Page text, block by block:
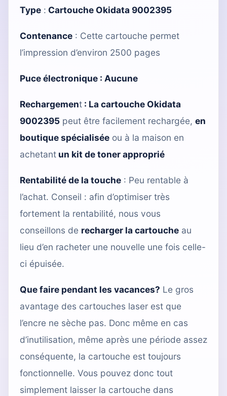
Type : Cartouche Okidata 9002395
Contenance : Cette cartouche permet
l’impression d’environ 2500 pages
Puce électronique : Aucune
Rechargement : La cartouche Okidata
9002395 peut être facilement rechargée, en
boutique spécialisée ou à la maison en
achetant un kit de toner approprié
Rentabilité de la touche : Peu rentable à
l’achat. Conseil : afin d’optimiser très
fortement la rentabilité, nous vous
conseillons de recharger la cartouche au
lieu d’en racheter une nouvelle une fois celle-
ci épuisée.
Que faire pendant les vacances? Le gros
avantage des cartouches laser est que
l’encre ne sèche pas. Donc même en cas
d’inutilisation, même après une période assez
conséquente, la cartouche est toujours
fonctionnelle. Vous pouvez donc tout
simplement laisser la cartouche dans